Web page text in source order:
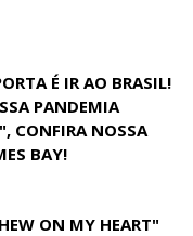
É IR AO BRASIL!
PANDEMIA
CONFIRA NOSSA
BAY!
ON MY HEART"